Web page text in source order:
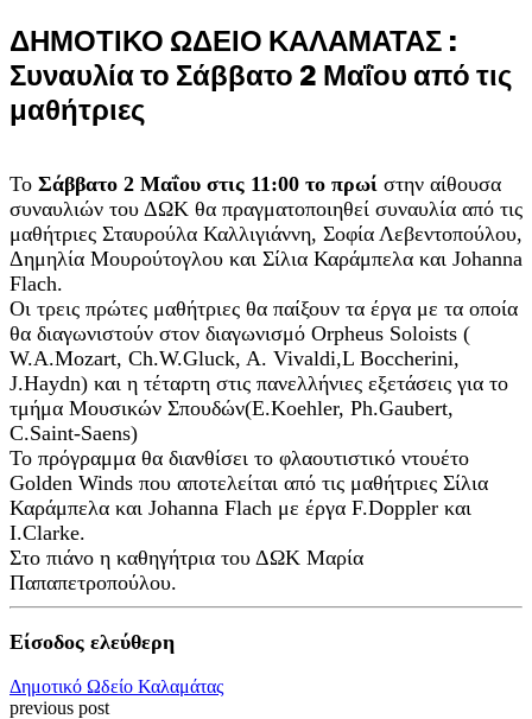
ΔΗΜΟΤΙΚΟ ΩΔΕΙΟ ΚΑΛΑΜΑΤΑΣ :
Συναυλία το Σάββατο 2 Μαΐου από τις
μαθήτριες
Το Σάββατο 2 Μαΐου στις 11:00 το πρωί στην αίθουσα
συναυλιών του ΔΩΚ θα πραγματοποιηθεί συναυλία από τις
μαθήτριες Σταυρούλα Καλλιγιάννη, Σοφία Λεβεντοπούλου,
Δημηλία Μουρούτογλου και Σίλια Καράμπελα και Johanna
Flach.
Οι τρεις πρώτες μαθήτριες θα παίξουν τα έργα με τα οποία
θα διαγωνιστούν στον διαγωνισμό Orpheus Soloists (
W.A.Mozart, Ch.W.Gluck, A. Vivaldi,L Boccherini,
J.Haydn) και η τέταρτη στις πανελλήνιες εξετάσεις για το
τμήμα Μουσικών Σπουδών(E.Koehler, Ph.Gaubert,
C.Saint-Saens)
Το πρόγραμμα θα διανθίσει το φλαουτιστικό ντουέτο
Golden Winds που αποτελείται από τις μαθήτριες Σίλια
Καράμπελα και Johanna Flach με έργα F.Doppler και
I.Clarke.
Στο πιάνο η καθηγήτρια του ΔΩΚ Μαρία
Παπαπετροπούλου.
Είσοδος ελεύθερη
Δημοτικό Ωδείο Καλαμάτας
previous post